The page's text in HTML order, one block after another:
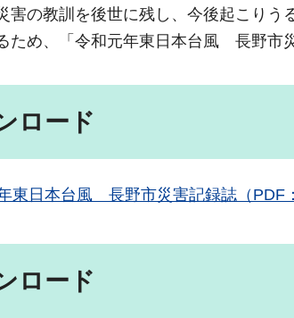
害の教訓を後世に残し、今後起こり
ため、「令和元年東日本台風 長野市
ロード
東日本台風 長野市災害記録誌（PDF
ロード